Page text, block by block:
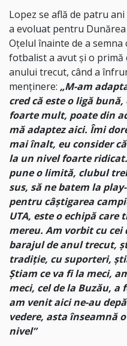
Lopez se află de patru
a evoluat pentru
Oțelul înainte de a semna
fotbalist a avut și o primă
anului trecut, când a
menținere: „M-am
cred că este o ligă
foarte mult, poate din
mă adaptez aici. Îmi
mai înalt, eu consider
la un nivel foarte
pune o limită, clubul
sus, să ne batem la
pentru câștigarea
UTA, este o echipă care
mereu. Am vorbit cu cei
barajul de anul trecut,
tradiție, cu suporteri,
Știam ce va fi la meci,
meci, cel de la Buzău, a
am venit aici ne-au
vedere, asta înseamnă
nivel”